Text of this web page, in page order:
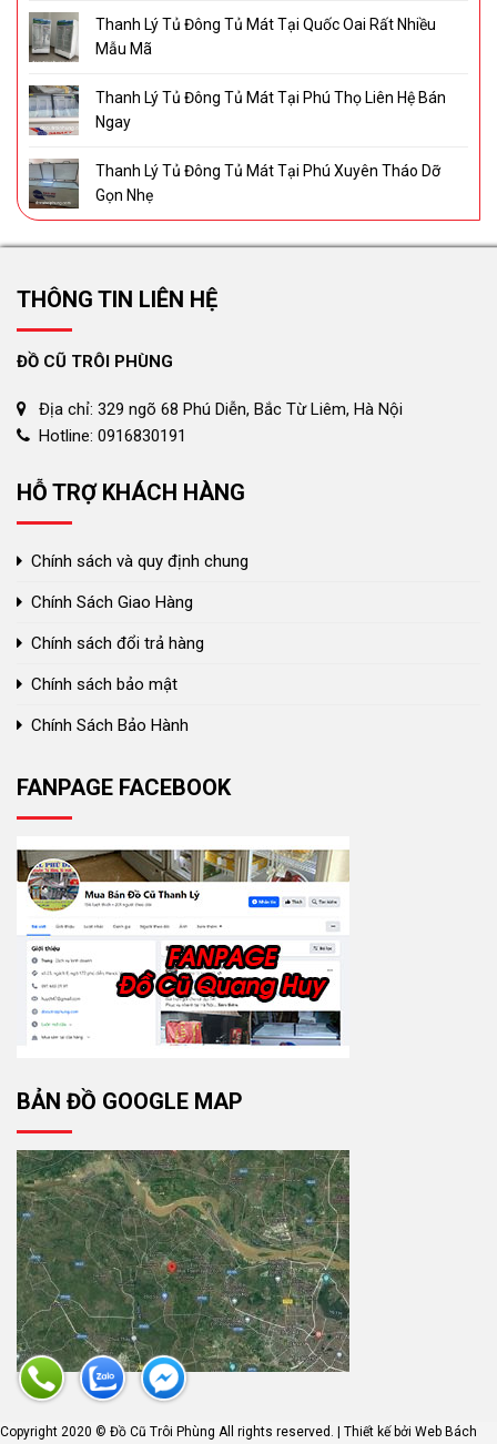
Thanh Lý Tủ Đông Tủ Mát Tại Quốc Oai Rất Nhiều
Mẫu Mã
Thanh Lý Tủ Đông Tủ Mát Tại Phú Thọ Liên Hệ Bán
Ngay
Thanh Lý Tủ Đông Tủ Mát Tại Phú Xuyên Tháo Dỡ
Gọn Nhẹ
THÔNG TIN LIÊN HỆ
ĐỒ CŨ TRÔI PHÙNG
Địa chỉ: 329 ngõ 68 Phú Diễn, Bắc Từ Liêm, Hà Nội
Hotline: 0916830191
HỖ TRỢ KHÁCH HÀNG
Chính sách và quy định chung
Chính Sách Giao Hàng
Chính sách đổi trả hàng
Chính sách bảo mật
Chính Sách Bảo Hành
FANPAGE FACEBOOK
BẢN ĐỒ GOOGLE MAP
Copyright 2020 © Đồ Cũ Trôi Phùng All rights reserved. | Thiết kế bởi Web Bách